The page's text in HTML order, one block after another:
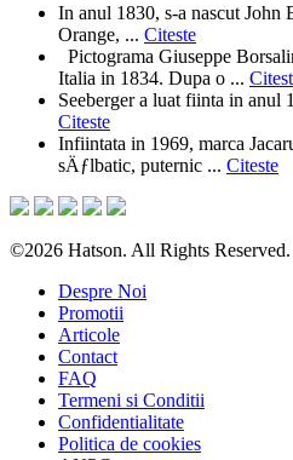
In anul 1830, s-a nascut John
Orange, ... Citeste
Pictograma Giuseppe
Italia in 1834. Dupa o ...
Seeberger a luat fiinta in anul
Citeste
Infiintata in 1969, marca
sÄƒlbatic, puternic ... Citeste
©2026 Hatson. All Rights Reserved.
Despre Noi
Promotii
Articole
Contact
FAQ
Termeni si Conditii
Confidentialitate
Politica de cookies